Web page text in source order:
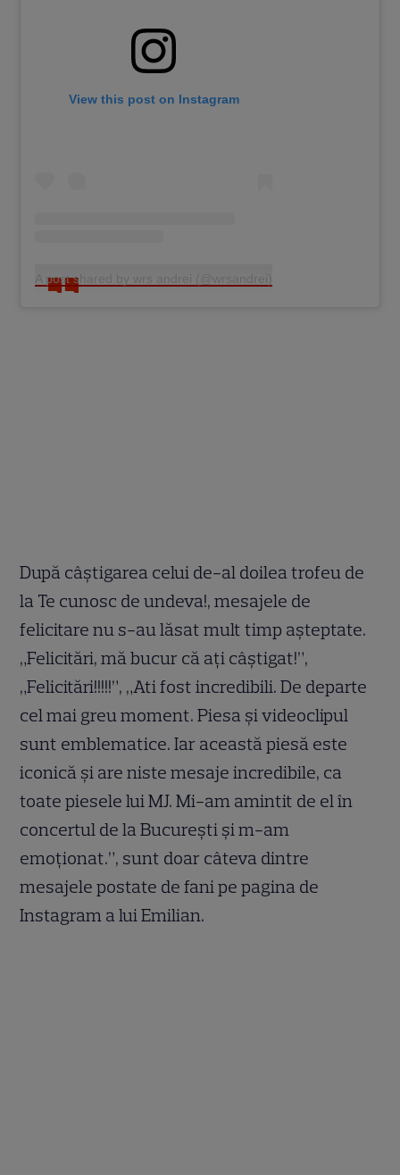
View this post on Instagram
A post shared by wrs andrei (@wrsandrei)
După câștigarea celui de-al doilea trofeu de
la Te cunosc de undeva!, mesajele de
felicitare nu s-au lăsat mult timp așteptate.
„Felicitări, mă bucur că ați câștigat!”,
„Felicitări!!!!!”, „Ati fost incredibili. De departe
cel mai greu moment. Piesa și videoclipul
sunt emblematice. Iar această piesă este
iconică și are niste mesaje incredibile, ca
toate piesele lui MJ. Mi-am amintit de el în
concertul de la București și m-am
emoționat.”, sunt doar câteva dintre
mesajele postate de fani pe pagina de
Instagram a lui Emilian.